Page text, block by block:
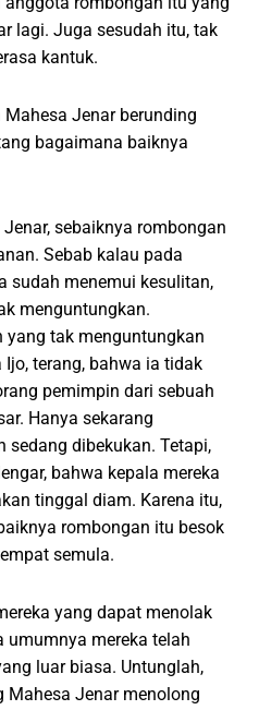
lagi. Juga sesudah itu, tak
kantuk.
Jenar berunding
bagaimana baiknya
sebaiknya rombongan
Sebab kalau pada
sudah menemui kesulitan,
menguntungkan.
yang tak menguntungkan
terang, bahwa ia tidak
pemimpin dari sebuah
Hanya sekarang
sedang dibekukan. Tetapi,
bahwa kepala mereka
tinggal diam. Karena itu,
rombongan itu besok
semula.
yang dapat menolak
umumnya mereka telah
luar biasa. Untunglah,
Jenar menolong